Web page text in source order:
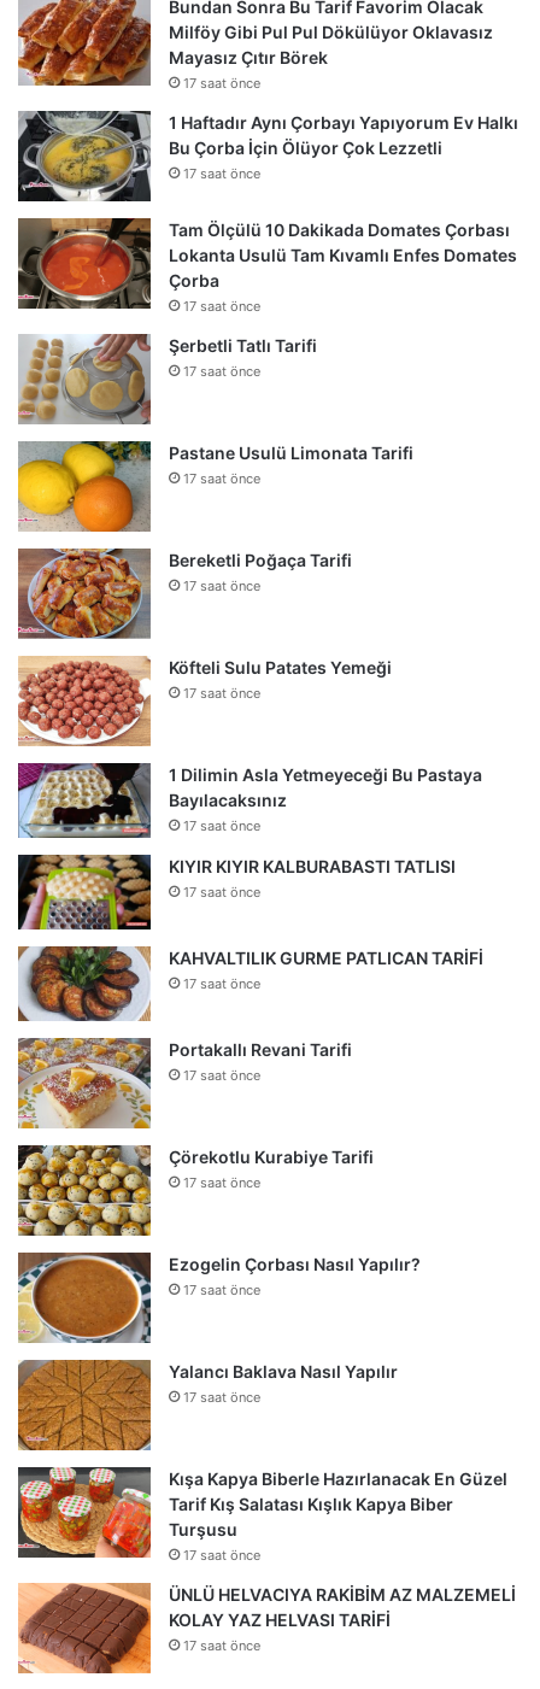
Bundan Sonra Bu Tarif Favorim Olacak
Milföy Gibi Pul Pul Dökülüyor Oklavasız
Mayasız Çıtır Börek
17 saat önce
1 Haftadır Aynı Çorbayı Yapıyorum Ev Halkı
Bu Çorba İçin Ölüyor Çok Lezzetli
17 saat önce
Tam Ölçülü 10 Dakikada Domates Çorbası
Lokanta Usulü Tam Kıvamlı Enfes Domates
Çorba
17 saat önce
Şerbetli Tatlı Tarifi
17 saat önce
Pastane Usulü Limonata Tarifi
17 saat önce
Bereketli Poğaça Tarifi
17 saat önce
Köfteli Sulu Patates Yemeği
17 saat önce
1 Dilimin Asla Yetmeyeceği Bu Pastaya
Bayılacaksınız
17 saat önce
KIYIR KIYIR KALBURABASTI TATLISI
17 saat önce
KAHVALTILIK GURME PATLICAN TARİFİ
17 saat önce
Portakallı Revani Tarifi
17 saat önce
Çörekotlu Kurabiye Tarifi
17 saat önce
Ezogelin Çorbası Nasıl Yapılır?
17 saat önce
Yalancı Baklava Nasıl Yapılır
17 saat önce
Kışa Kapya Biberle Hazırlanacak En Güzel
Tarif Kış Salatası Kışlık Kapya Biber
Turşusu
17 saat önce
ÜNLÜ HELVACIYA RAKİBİM AZ MALZEMELİ
KOLAY YAZ HELVASI TARİFİ
17 saat önce